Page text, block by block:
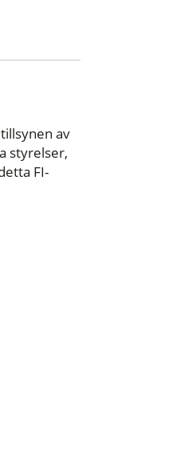
av
styrelser,
FI-